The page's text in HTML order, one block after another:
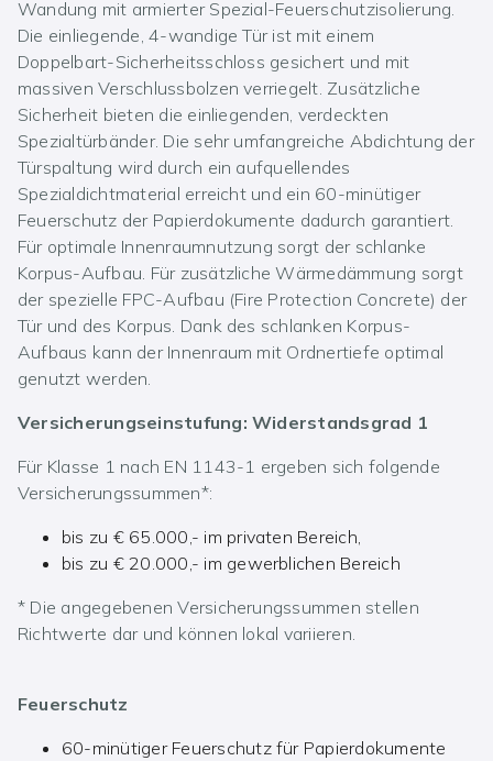
Wandung mit armierter Spezial-Feuerschutzisolierung.
Die einliegende, 4-wandige Tür ist mit einem
Doppelbart-Sicherheitsschloss gesichert und mit
massiven Verschlussbolzen verriegelt. Zusätzliche
Sicherheit bieten die einliegenden, verdeckten
Spezialtürbänder. Die sehr umfangreiche Abdichtung der
Türspaltung wird durch ein aufquellendes
Spezialdichtmaterial erreicht und ein 60-minütiger
Feuerschutz der Papierdokumente dadurch garantiert.
Für optimale Innenraumnutzung sorgt der schlanke
Korpus-Aufbau. Für zusätzliche Wärmedämmung sorgt
der spezielle FPC-Aufbau (Fire Protection Concrete) der
Tür und des Korpus. Dank des schlanken Korpus-
Aufbaus kann der Innenraum mit Ordnertiefe optimal
genutzt werden.
Versicherungseinstufung: Widerstandsgrad 1
Für Klasse 1 nach EN 1143-1 ergeben sich folgende
Versicherungssummen*:
bis zu € 65.000,- im privaten Bereich,
bis zu € 20.000,- im gewerblichen Bereich
* Die angegebenen Versicherungssummen stellen
Richtwerte dar und können lokal variieren.
Feuerschutz
60-minütiger Feuerschutz für Papierdokumente